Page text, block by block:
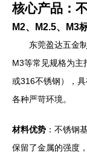
核心产品：
M2、M2.5、M3
东莞盈达五金
M3等常见规格为主
或316不锈钢），
各种严苛环境。
材料优势 ：不锈钢
保留了金属的强度